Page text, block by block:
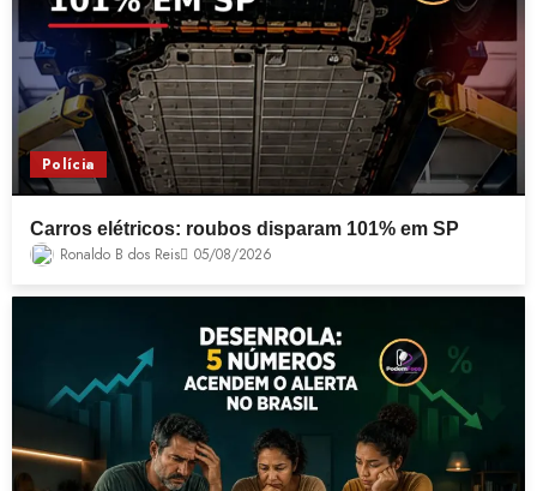
Polícia
Carros elétricos: roubos disparam 101% em SP
Ronaldo B dos Reis 05/08/2026